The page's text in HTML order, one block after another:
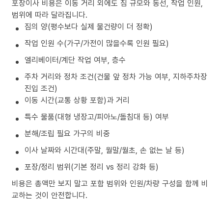
포장이사 비용은 이동 거리 외에도 짐 규모와 동선, 작업 인원,
범위에 따라 달라집니다.
짐의 양(평수보다 실제 물건량이 더 정확)
작업 인원 수(가구/가전이 많을수록 인원 필요)
엘리베이터/계단 작업 여부, 층수
주차 거리와 정차 조건(건물 앞 정차 가능 여부, 지하주차장
진입 조건)
이동 시간(교통 상황 포함)과 거리
특수 물품(대형 냉장고/피아노/돌침대 등) 여부
분해/조립 필요 가구의 비중
이사 날짜와 시간대(주말, 월말/월초, 손 없는 날 등)
포장/정리 범위(기본 정리 vs 정리 강화 등)
비용은 총액만 보지 말고 포함 범위와 인원/차량 구성을 함께 비
교하는 것이 안전합니다.